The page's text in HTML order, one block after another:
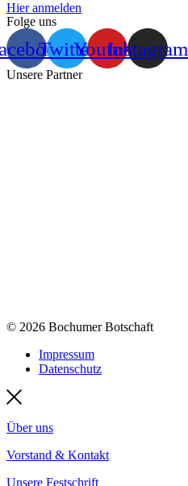
Hier anmelden
Folge uns
TwitterYoutubeInstagram
Unsere Partner
© 2026 Bochumer Botschaft
Impressum
Datenschutz
Über uns
Vorstand & Kontakt
Unsere Festschrift